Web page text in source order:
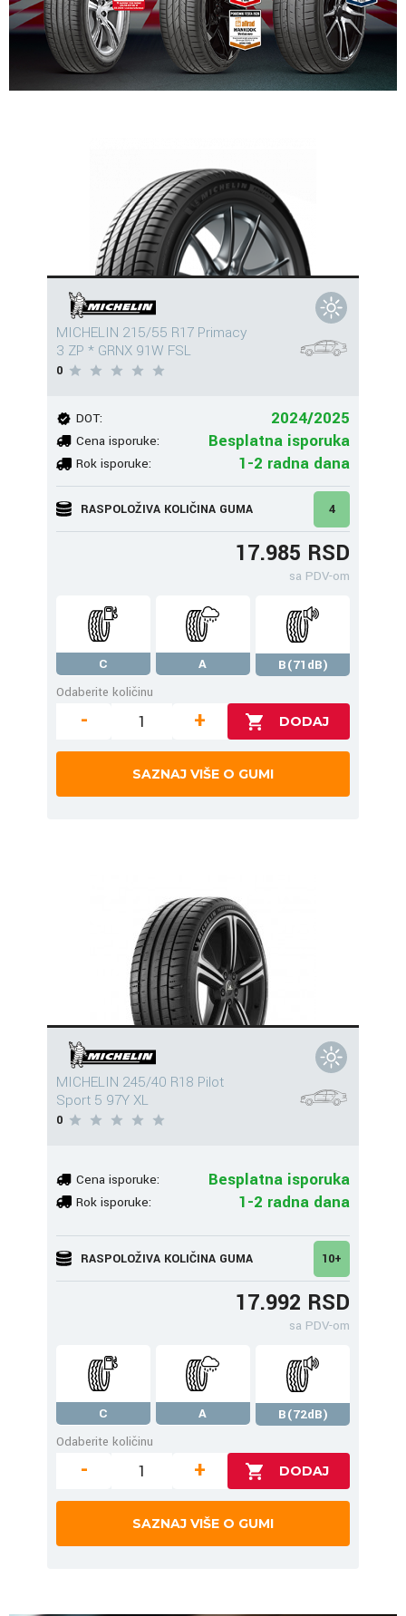
MICHELIN 215/55 R17 Primacy
3 ZP * GRNX 91W FSL
0
DOT: 2024/2025
Cena isporuke: Besplatna isporuka
Rok isporuke: 1-2 radna dana
RASPOLOŽIVA KOLIČINA GUMA 4
17.985 RSD
sa PDV-om
C A
B(71dB)
Odaberite količinu
- +
SAZNAJ VIŠE O GUMI
MICHELIN 245/40 R18 Pilot
Sport 5 97Y XL
0
Cena isporuke: Besplatna isporuka
Rok isporuke: 1-2 radna dana
RASPOLOŽIVA KOLIČINA GUMA 10+
17.992 RSD
sa PDV-om
C A
B(72dB)
Odaberite količinu
- +
SAZNAJ VIŠE O GUMI